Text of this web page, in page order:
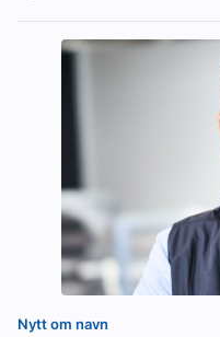
Nytt om navn